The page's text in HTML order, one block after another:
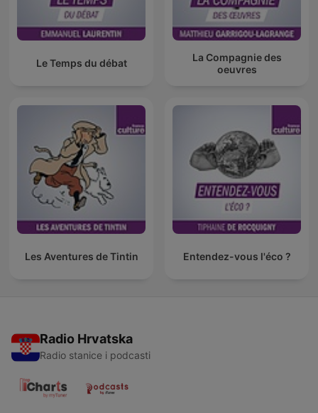
Le Temps du débat
La Compagnie des
oeuvres
Les Aventures de Tintin Entendez-vous l'éco ?
Radio Hrvatska
Radio stanice i podcasti